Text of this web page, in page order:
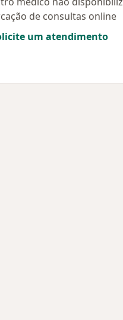
de consultas online
um atendimento